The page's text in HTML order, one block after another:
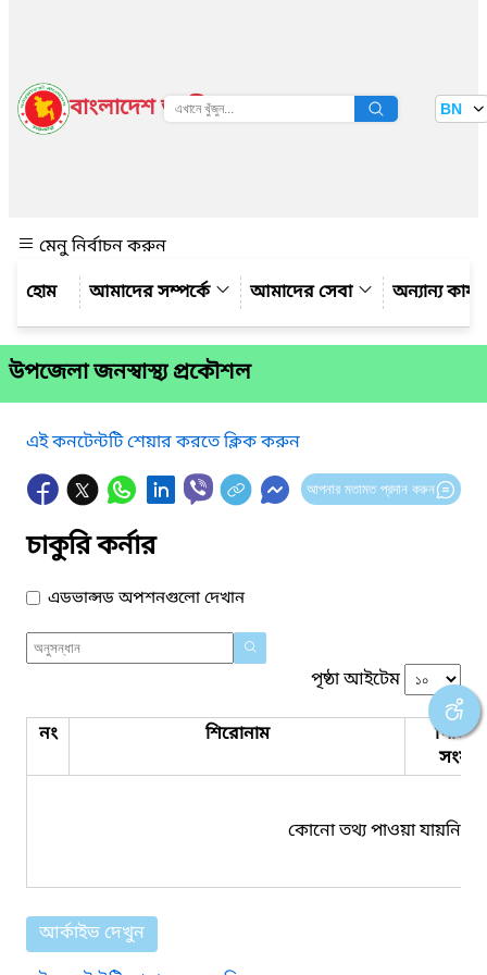
বাংলাদেশ জাতীয় তথ্য বাতায়ন BN
মেনু নির্বাচন করুন
আমাদের সম্পর্কে
আমাদের সেবা অন্যান্য
উপজেলা জনস্বাস্থ্য প্রকৌশল
এই কনটেন্টটি শেয়ার করতে ক্লিক করুন
আপনার মতামত প্রদান করুন
চাকুরি কর্নার
এডভান্সড অপশনগুলো দেখান
পৃষ্ঠা আইটেম
নং শিরোনাম
কোনো তথ্য পাওয়া যায়নি।
আর্কাইভ দেখুন